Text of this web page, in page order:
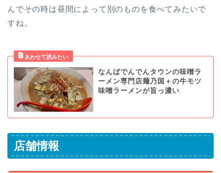
んでその時は昼間によって別のものを食べてみたいで
すね。
なんばでんでんタウンの味噌ラ
ーメン専門店麺乃国＋の牛モツ
味噌ラーメンが旨っ濃い
店舗情報